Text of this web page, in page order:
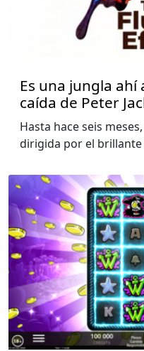
Es una jungla ahí
caída de Peter
Hasta hace seis
dirigida por el